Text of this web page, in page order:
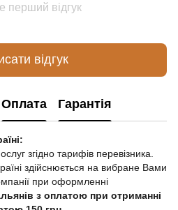
перший відгук
відгук
Оплата Гарантія
згідно тарифів перевізника.
здійснюється на вибране Вами
при оформленні
з оплатою при отриманні